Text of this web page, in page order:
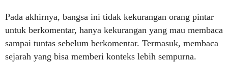
Pada akhirnya, bangsa ini tidak kekurangan orang pintar
untuk berkomentar, hanya kekurangan yang mau membaca
sampai tuntas sebelum berkomentar. Termasuk, membaca
sejarah yang bisa memberi konteks lebih sempurna.